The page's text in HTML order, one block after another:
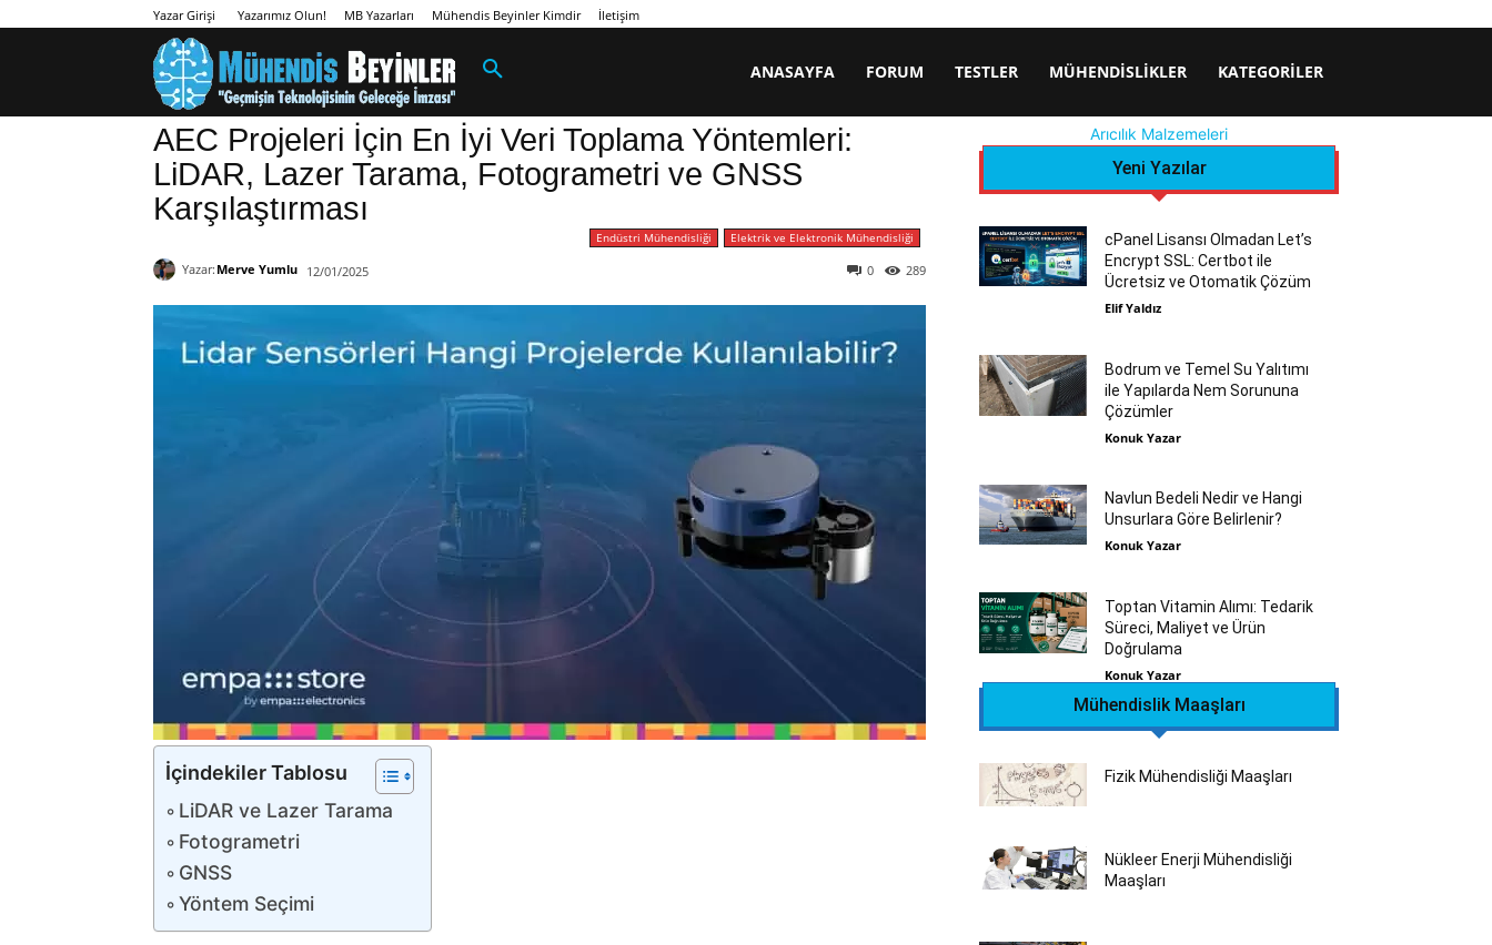
Yazar Girişi Yazarımız Olun! MB Yazarları Mühendis Beyinler Kimdir İletişim
ANASAYFA FORUM TESTLER MÜHENDISLIKLER KATEGORILER
AEC Projeleri İçin En İyi Veri Toplama Yöntemleri:
LiDAR, Lazer Tarama, Fotogrametri ve GNSS
Karşılaştırması
Endüstri Mühendisliği Elektrik ve Elektronik Mühendisliği
Yazar: Merve Yumlu 12/01/2025 289
0
İçindekiler Tablosu
LiDAR ve Lazer Tarama
Fotogrametri
GNSS
Yöntem Seçimi
Arıcılık Malzemeleri
Yeni Yazılar
cPanel Lisansı Olmadan Let’s
Encrypt SSL: Certbot ile
Ücretsiz ve Otomatik Çözüm
Elif Yaldız
Bodrum ve Temel Su Yalıtımı
ile Yapılarda Nem Sorununa
Çözümler
Konuk Yazar
Navlun Bedeli Nedir ve Hangi
Unsurlara Göre Belirlenir?
Konuk Yazar
Toptan Vitamin Alımı: Tedarik
Süreci, Maliyet ve Ürün
Doğrulama
Konuk Yazar
Mühendislik Maaşları
Fizik Mühendisliği Maaşları
Nükleer Enerji Mühendisliği
Maaşları